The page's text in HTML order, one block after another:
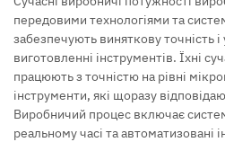
передовими технологіями та
забезпечують виняткову точність і
виготовленні інструментів. Їхні
працюють з точністю на рівні
інструменти, які щоразу
Виробничий процес включає
реальному часі та автоматизовані